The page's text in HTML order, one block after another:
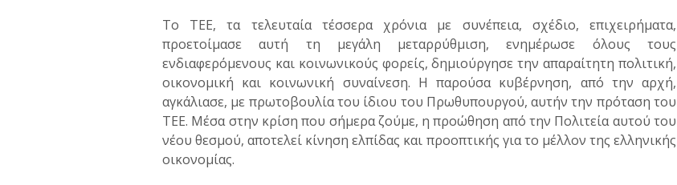
Το ΤΕΕ, τα τελευταία τέσσερα χρόνια με συνέπεια, σχέδιο, επιχειρήματα,
προετοίμασε αυτή τη μεγάλη μεταρρύθμιση, ενημέρωσε όλους τους
ενδιαφερόμενους και κοινωνικούς φορείς, δημιούργησε την απαραίτητη πολιτική,
οικονομική και κοινωνική συναίνεση. Η παρούσα κυβέρνηση, από την αρχή,
αγκάλιασε, με πρωτοβουλία του ίδιου του Πρωθυπουργού, αυτήν την πρόταση του
ΤΕΕ. Μέσα στην κρίση που σήμερα ζούμε, η προώθηση από την Πολιτεία αυτού του
νέου θεσμού, αποτελεί κίνηση ελπίδας και προοπτικής για το μέλλον της ελληνικής
οικονομίας.